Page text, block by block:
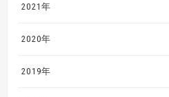
2021年
2020年
2019年